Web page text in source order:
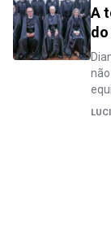
A
do